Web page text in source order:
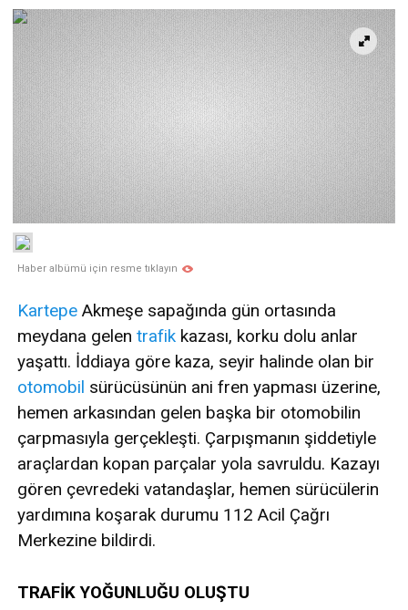
Haber albümü için resme tıklayın
Kartepe Akmeşe sapağında gün ortasında
meydana gelen trafik kazası, korku dolu anlar
yaşattı. İddiaya göre kaza, seyir halinde olan bir
otomobil sürücüsünün ani fren yapması üzerine,
hemen arkasından gelen başka bir otomobilin
çarpmasıyla gerçekleşti. Çarpışmanın şiddetiyle
araçlardan kopan parçalar yola savruldu. Kazayı
gören çevredeki vatandaşlar, hemen sürücülerin
yardımına koşarak durumu 112 Acil Çağrı
Merkezine bildirdi.
TRAFİK YOĞUNLUĞU OLUŞTU